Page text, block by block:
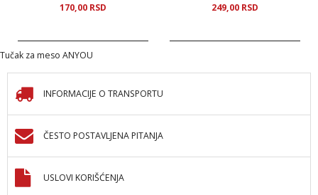
170,00 RSD
249,00 RSD
Tučak za meso ANYOU
INFORMACIJE O TRANSPORTU
ČESTO POSTAVLJENA PITANJA
USLOVI KORIŠĆENJA